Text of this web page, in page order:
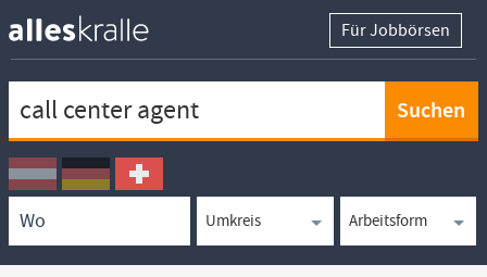
Für Jobbörsen
Ortssuche
Umkreissuche
Arbeitsform